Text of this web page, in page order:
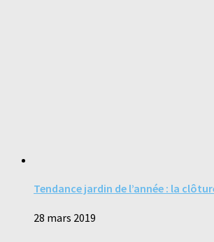
Tendance jardin de l’année : la
28 mars 2019